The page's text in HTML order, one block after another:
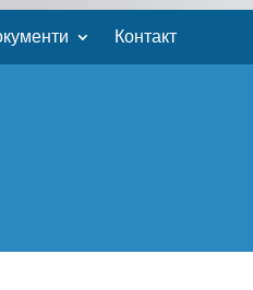
Контакт